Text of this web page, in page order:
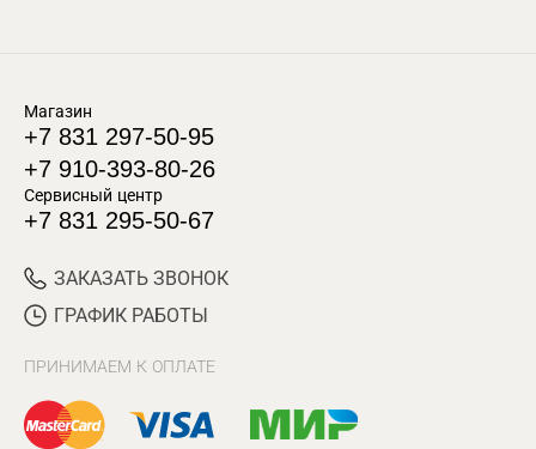
Магазин
+7 831 297-50-95
+7 910-393-80-26
Сервисный центр
+7 831 295-50-67
ЗАКАЗАТЬ ЗВОНОК
ГРАФИК РАБОТЫ
ПРИНИМАЕМ К ОПЛАТЕ